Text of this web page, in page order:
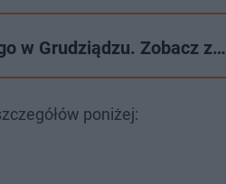
w Grudziądzu. Zobacz z…
poniżej: